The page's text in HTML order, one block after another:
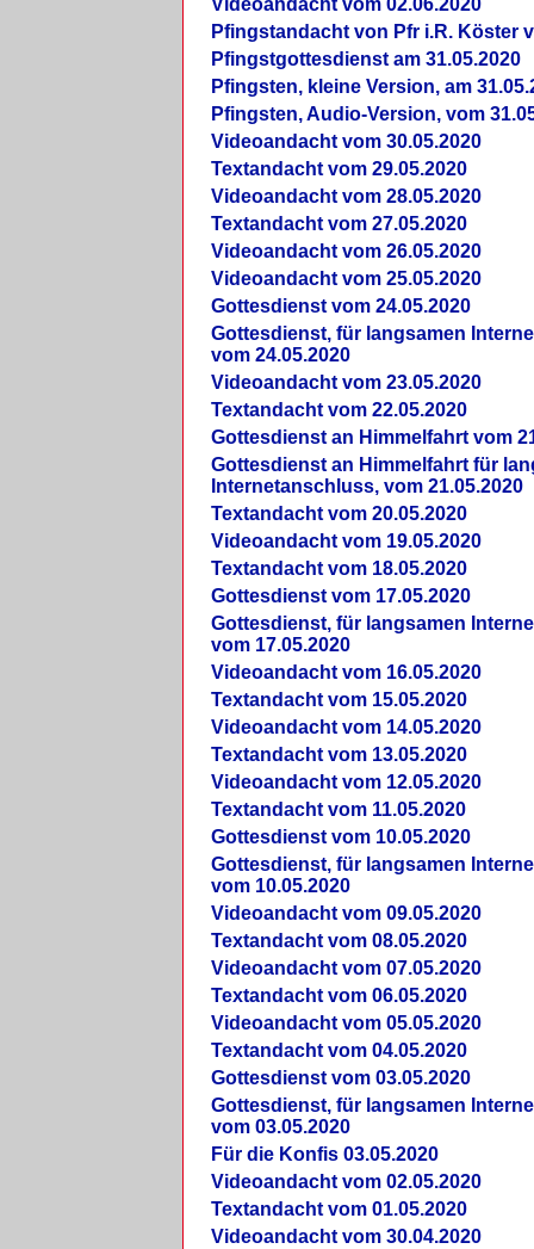
Videoandacht vom 02.06.2020
Pfingstandacht von Pfr i.R. Köster
Pfingstgottesdienst am 31.05.2020
Pfingsten, kleine Version, am
Pfingsten, Audio-Version, vom
Videoandacht vom 30.05.2020
Textandacht vom 29.05.2020
Videoandacht vom 28.05.2020
Textandacht vom 27.05.2020
Videoandacht vom 26.05.2020
Videoandacht vom 25.05.2020
Gottesdienst vom 24.05.2020
Gottesdienst, für langsamen
vom 24.05.2020
Videoandacht vom 23.05.2020
Textandacht vom 22.05.2020
Gottesdienst an Himmelfahrt vom
Gottesdienst an Himmelfahrt für
Internetanschluss, vom 21.05.2020
Textandacht vom 20.05.2020
Videoandacht vom 19.05.2020
Textandacht vom 18.05.2020
Gottesdienst vom 17.05.2020
Gottesdienst, für langsamen
vom 17.05.2020
Videoandacht vom 16.05.2020
Textandacht vom 15.05.2020
Videoandacht vom 14.05.2020
Textandacht vom 13.05.2020
Videoandacht vom 12.05.2020
Textandacht vom 11.05.2020
Gottesdienst vom 10.05.2020
Gottesdienst, für langsamen
vom 10.05.2020
Videoandacht vom 09.05.2020
Textandacht vom 08.05.2020
Videoandacht vom 07.05.2020
Textandacht vom 06.05.2020
Videoandacht vom 05.05.2020
Textandacht vom 04.05.2020
Gottesdienst vom 03.05.2020
Gottesdienst, für langsamen
vom 03.05.2020
Für die Konfis 03.05.2020
Videoandacht vom 02.05.2020
Textandacht vom 01.05.2020
Videoandacht vom 30.04.2020